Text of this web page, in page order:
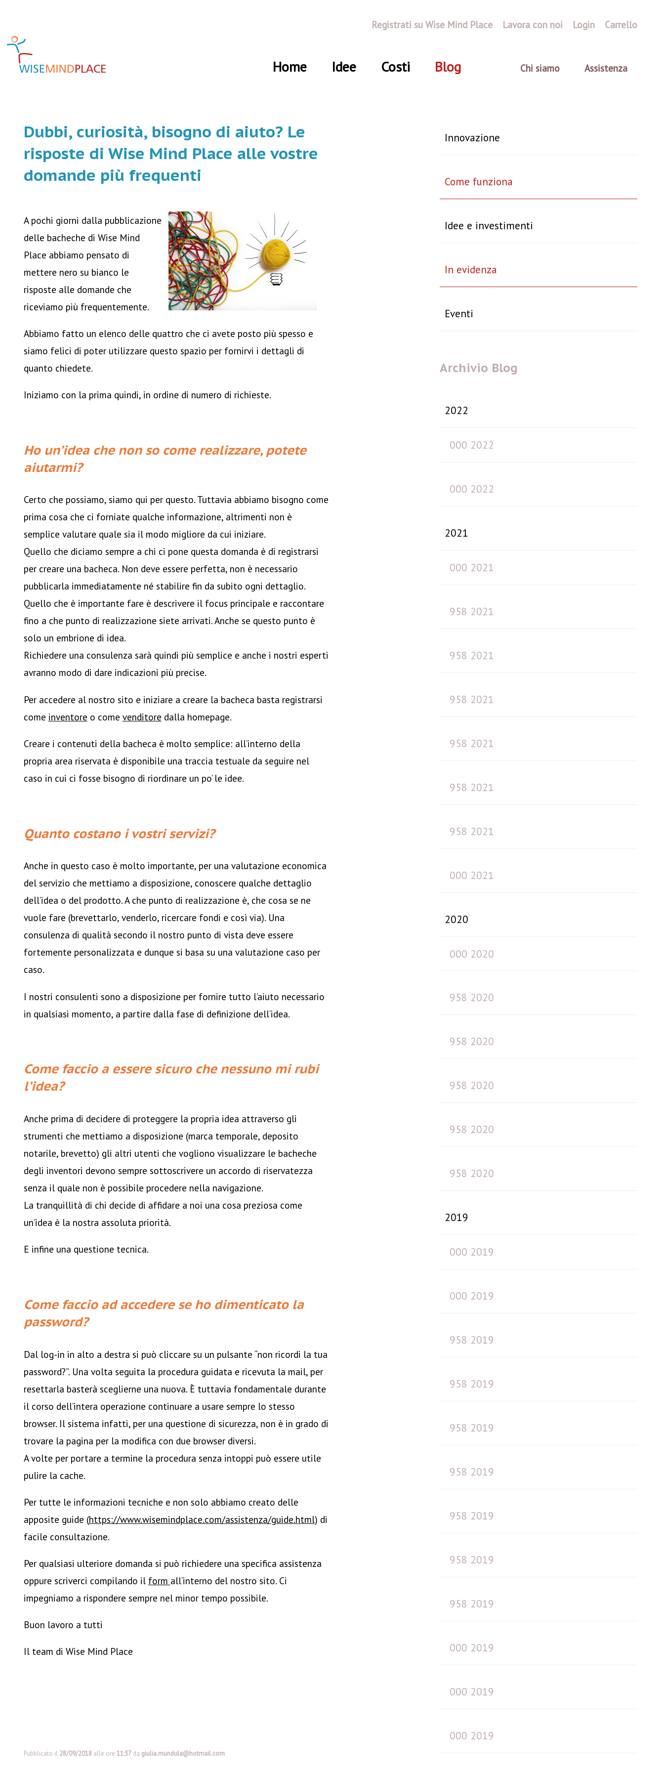
Carrello
Login
Lavora con noi
Registrati su Wise Mind Place
Home Idee Costi Blog Assistenza
Chi siamo
Dubbi, curiosità, bisogno di aiuto? Le
risposte di Wise Mind Place alle vostre
domande più frequenti
A pochi giorni dalla pubblicazione
delle bacheche di Wise Mind
Place abbiamo pensato di
mettere nero su bianco le
risposte alle domande che
riceviamo più frequentemente.
Abbiamo fatto un elenco delle quattro che ci avete posto più spesso e
siamo felici di poter utilizzare questo spazio per fornirvi i dettagli di
quanto chiedete.
Iniziamo con la prima quindi, in ordine di numero di richieste.
Ho un’idea che non so come realizzare, potete
aiutarmi?
Certo che possiamo, siamo qui per questo. Tuttavia abbiamo bisogno come
prima cosa che ci forniate qualche informazione, altrimenti non è
semplice valutare quale sia il modo migliore da cui iniziare.
Quello che diciamo sempre a chi ci pone questa domanda è di registrarsi
per creare una bacheca. Non deve essere perfetta, non è necessario
pubblicarla immediatamente né stabilire fin da subito ogni dettaglio.
Quello che è importante fare è descrivere il focus principale e raccontare
fino a che punto di realizzazione siete arrivati. Anche se questo punto è
solo un embrione di idea.
Richiedere una consulenza sarà quindi più semplice e anche i nostri esperti
avranno modo di dare indicazioni più precise.
Per accedere al nostro sito e iniziare a creare la bacheca basta registrarsi
come inventore o come venditore dalla homepage.
Creare i contenuti della bacheca è molto semplice: all’interno della
propria area riservata è disponibile una traccia testuale da seguire nel
caso in cui ci fosse bisogno di riordinare un po’ le idee.
Quanto costano i vostri servizi?
Anche in questo caso è molto importante, per una valutazione economica
del servizio che mettiamo a disposizione, conoscere qualche dettaglio
dell’idea o del prodotto. A che punto di realizzazione è, che cosa se ne
vuole fare (brevettarlo, venderlo, ricercare fondi e così via). Una
consulenza di qualità secondo il nostro punto di vista deve essere
fortemente personalizzata e dunque si basa su una valutazione caso per
caso.
I nostri consulenti sono a disposizione per fornire tutto l’aiuto necessario
in qualsiasi momento, a partire dalla fase di definizione dell’idea.
Come faccio a essere sicuro che nessuno mi rubi
l’idea?
Anche prima di decidere di proteggere la propria idea attraverso gli
strumenti che mettiamo a disposizione (marca temporale, deposito
notarile, brevetto) gli altri utenti che vogliono visualizzare le bacheche
degli inventori devono sempre sottoscrivere un accordo di riservatezza
senza il quale non è possibile procedere nella navigazione.
La tranquillità di chi decide di affidare a noi una cosa preziosa come
un’idea è la nostra assoluta priorità.
E infine una questione tecnica.
Come faccio ad accedere se ho dimenticato la
password?
Dal log-in in alto a destra si può cliccare su un pulsante “non ricordi la tua
password?”. Una volta seguita la procedura guidata e ricevuta la mail, per
resettarla basterà sceglierne una nuova. È tuttavia fondamentale durante
il corso dell’intera operazione continuare a usare sempre lo stesso
browser. Il sistema infatti, per una questione di sicurezza, non è in grado di
trovare la pagina per la modifica con due browser diversi.
A volte per portare a termine la procedura senza intoppi può essere utile
pulire la cache.
Per tutte le informazioni tecniche e non solo abbiamo creato delle
apposite guide (https://www.wisemindplace.com/assistenza/guide.html) di
facile consultazione.
Per qualsiasi ulteriore domanda si può richiedere una specifica assistenza
oppure scriverci compilando il form all’interno del nostro sito. Ci
impegniamo a rispondere sempre nel minor tempo possibile.
Buon lavoro a tutti
Il team di Wise Mind Place
Pubblicato il 28/09/2018 alle ore 11:37 da giulia.mundula@hotmail.com
Innovazione
Come funziona
Idee e investimenti
In evidenza
Eventi
Archivio Blog
2022
000 2022
000 2022
2021
000 2021
958 2021
958 2021
958 2021
958 2021
958 2021
958 2021
000 2021
2020
000 2020
958 2020
958 2020
958 2020
958 2020
958 2020
2019
000 2019
000 2019
958 2019
958 2019
958 2019
958 2019
958 2019
958 2019
958 2019
000 2019
000 2019
000 2019